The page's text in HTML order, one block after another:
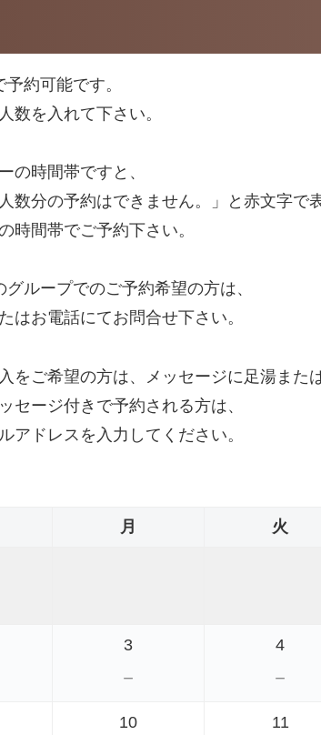
約可能です。
数を入れて下さい。
の時間帯ですと、
数分の予約はできません。」と赤文字で
時間帯でご予約下さい。
グループでのご予約希望の方は、
はお電話にてお問合せ下さい。
をご希望の方は、メッセージに足湯また
セージ付きで予約される方は、
アドレスを入力してください。
月 火
3
－
4
－
10 11